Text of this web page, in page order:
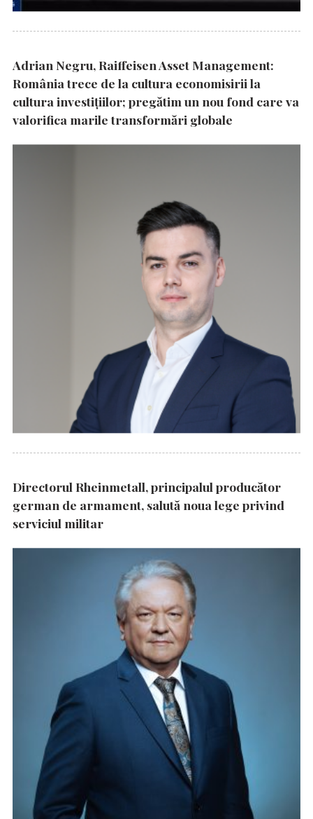
Adrian Negru, Raiffeisen Asset Management:
România trece de la cultura economisirii la
cultura investițiilor; pregătim un nou fond care va
valorifica marile transformări globale
Directorul Rheinmetall, principalul producător
german de armament, salută noua lege privind
serviciul militar